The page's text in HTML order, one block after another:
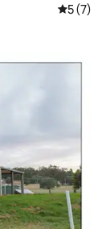
Średnia
5 (7)